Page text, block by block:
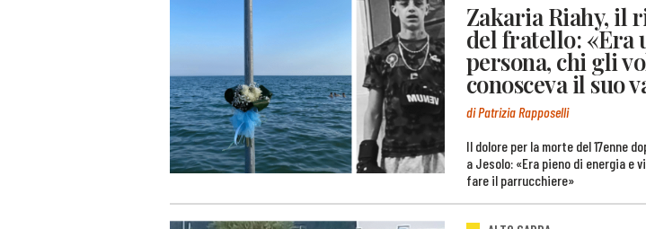
Zakaria Riahy, il
del fratello: «Era
persona, chi gli
conosceva il suo
di Patrizia Rapposelli
Il dolore per la morte del 17enne
a Jesolo: «Era pieno di energia e
fare il parrucchiere»